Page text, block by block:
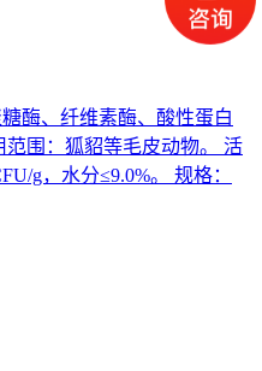
酶、纤维素酶、酸性蛋白
围：狐貂等毛皮动物。 活
g，水分≤9.0%。 规格：